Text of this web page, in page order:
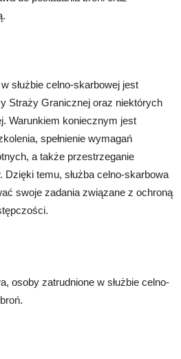
służbie celno-skarbowej jest
Straży Granicznej oraz niektórych
Warunkiem koniecznym jest
spełnienie wymagań
a także przestrzeganie
temu, służba celno-skarbowa
swoje zadania związane z ochroną
osoby zatrudnione w służbie celno-